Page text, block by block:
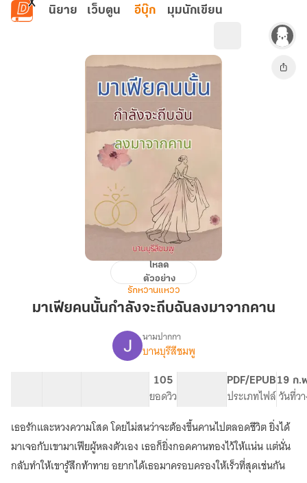
ข้ามไปยังเนื้อหาหลัก
นิยาย เว็บตูน อีบุ๊ก มุมนักเขียน
มาเฟีย
นั้น
คาน
โหลด
ตัวอย่าง
รักหวานแหวว
มาเฟียคนนั้นกำลังจะถีบฉันลงมาจากคาน
เรื่อง
มาเฟีย
คน
นั้น
กำลัง
จะ
ถีบ
ฉัน
ลง
มา
นามปากกา
บานบุรีสีชมพู
105
ยอดวิว
PDF/EPUB
ประเภทไฟล์
19 ก.
วันที่ว
เธอรักและหวงความโสด โดยไม่สนว่าจะต้องขึ้นคานไปตลอดชีวิต ยิ่งได้
มาเจอกับเขามาเฟียผู้หลงตัวเอง เธอก็ยิ่งกอดคานทองไว้ให้แน่น แต่นั่น
กลับทำให้เขารู้สึกท้าทาย อยากได้เธอมาครอบครองให้เร็วที่สุดเช่นกัน